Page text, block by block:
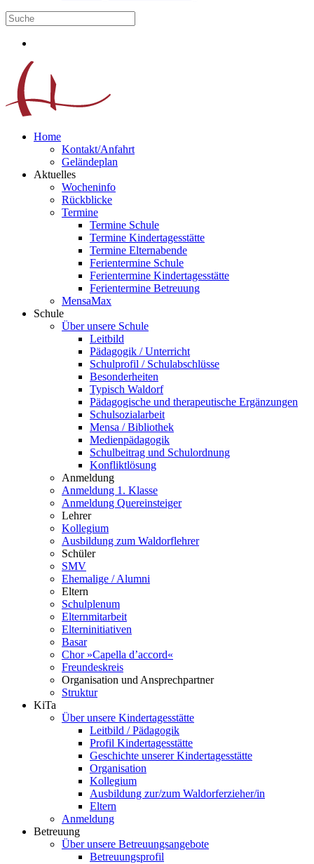
Home
Kontakt/Anfahrt
Geländeplan
Aktuelles
Wocheninfo
Rückblicke
Termine
Termine Schule
Termine Kindertagesstätte
Termine Elternabende
Ferientermine Schule
Ferientermine Kindertagesstätte
Ferientermine Betreuung
MensaMax
Schule
Über unsere Schule
Leitbild
Pädagogik / Unterricht
Schulprofil / Schulabschlüsse
Besonderheiten
Typisch Waldorf
Pädagogische und therapeutische Ergänzungen
Schulsozialarbeit
Mensa / Bibliothek
Medienpädagogik
Schulbeitrag und Schulordnung
Konfliktlösung
Anmeldung
Anmeldung 1. Klasse
Anmeldung Quereinsteiger
Lehrer
Kollegium
Ausbildung zum Waldorflehrer
Schüler
SMV
Ehemalige / Alumni
Eltern
Schulplenum
Elternmitarbeit
Elterninitiativen
Basar
Chor »Capella d’accord«
Freundeskreis
Organisation und Ansprechpartner
Struktur
KiTa
Über unsere Kindertagesstätte
Leitbild / Pädagogik
Profil Kindertagesstätte
Geschichte unserer Kindertagesstätte
Organisation
Kollegium
Ausbildung zur/zum Waldorferzieher/in
Eltern
Anmeldung
Betreuung
Über unsere Betreuungsangebote
Betreuungsprofil